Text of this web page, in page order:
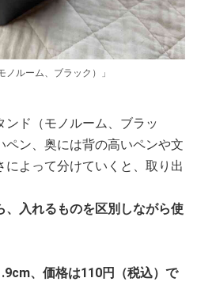
ルーム、ブラック）」
ンド（モノルーム、ブラッ
ペン、奥には背の高いペンや文
よって分けていくと、取り出
、入れるものを区別しながら使
、価格は110円（税込）で